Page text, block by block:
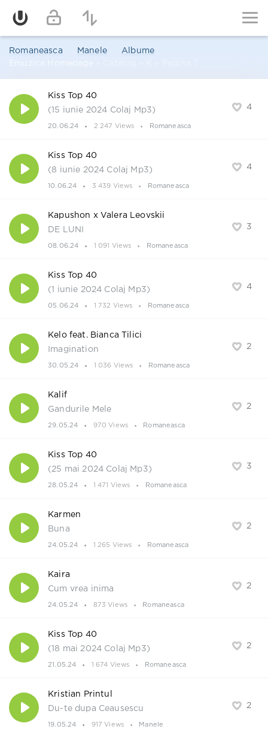
Romaneasca Manele
Albume
Emuzica Homepage
4
Kiss Top 40
(15 iunie 2024 Colaj Mp3)
20.06.24 2 247 Views Romaneasca
4
Kiss Top 40
(8 iunie 2024 Colaj Mp3)
10.06.24 3 439 Views Romaneasca
3
Kapushon x Valera Leovskii
DE LUNI
08.06.24 1 091 Views Romaneasca
4
Kiss Top 40
(1 iunie 2024 Colaj Mp3)
05.06.24 1 732 Views Romaneasca
2
Kelo feat. Bianca Tilici
Imagination
30.05.24 1 036 Views Romaneasca
2
Kalif
Gandurile Mele
29.05.24 970 Views Romaneasca
3
Kiss Top 40
(25 mai 2024 Colaj Mp3)
28.05.24 1 471 Views Romaneasca
2
Karmen
Buna
24.05.24 1 265 Views Romaneasca
2
Kaira
Cum vrea inima
24.05.24 873 Views Romaneasca
2
Kiss Top 40
(18 mai 2024 Colaj Mp3)
21.05.24 1 674 Views Romaneasca
2
Kristian Printul
Du-te dupa Ceausescu
19.05.24 917 Views Manele